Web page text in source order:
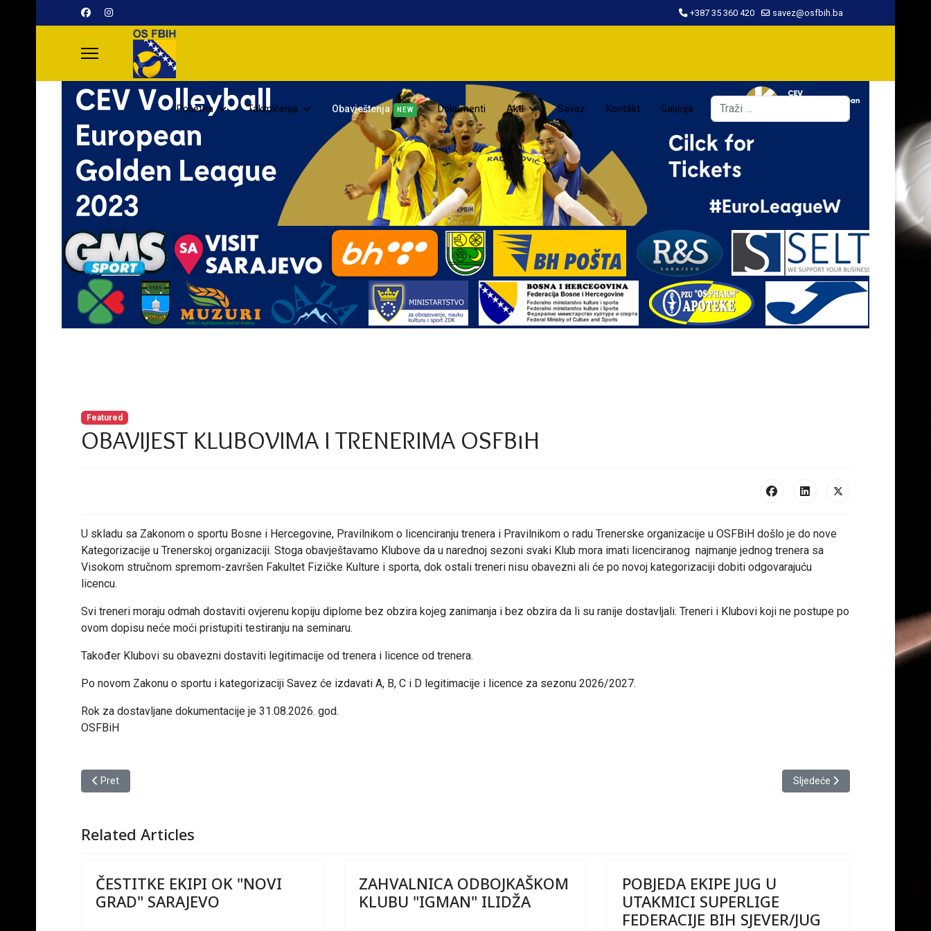
+387 35 360 420 savez@osfbih.ba
Početna Takmičenja Obavještenja NEW Dokumenti Akti Savez Kontakt Galerija Traži
Featured
OBAVIJEST KLUBOVIMA I TRENERIMA OSFBiH
U skladu sa Zakonom o sportu Bosne i Hercegovine, Pravilnikom o licenciranju trenera i Pravilnikom o radu Trenerske organizacije u OSFBiH došlo je do nove
Kategorizacije u Trenerskoj organizaciji. Stoga obavještavamo Klubove da u narednoj sezoni svaki Klub mora imati licenciranog najmanje jednog trenera sa
Visokom stručnom spremom-završen Fakultet Fizičke Kulture i sporta, dok ostali treneri nisu obavezni ali će po novoj kategorizaciji dobiti odgovarajuću
licencu.
Svi treneri moraju odmah dostaviti ovjerenu kopiju diplome bez obzira kojeg zanimanja i bez obzira da li su ranije dostavljali. Treneri i Klubovi koji ne postupe po
ovom dopisu neće moći pristupiti testiranju na seminaru.
Također Klubovi su obavezni dostaviti legitimacije od trenera i licence od trenera.
Po novom Zakonu o sportu i kategorizaciji Savez će izdavati A, B, C i D legitimacije i licence za sezonu 2026/2027.
Rok za dostavljane dokumentacije je 31.08.2026. god.
OSFBiH
Prethodni članak: OBAVJEŠTENJE
Pret Sljedeći članak: ČESTITKA
Sljedeće
Related Articles
ČESTITKE EKIPI OK "NOVI
GRAD" SARAJEVO
ZAHVALNICA ODBOJKAŠKOM
KLUBU "IGMAN" ILIDŽA
POBJEDA EKIPE JUG U
UTAKMICI SUPERLIGE
FEDERACIJE BIH SJEVER/JUG